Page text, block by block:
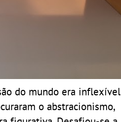
do mundo era inflexível
o abstracionismo,